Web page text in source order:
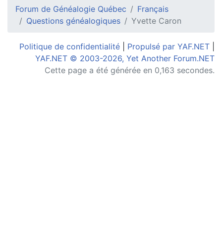
Forum de Généalogie Québec
Français
Questions généalogiques
Yvette Caron
Politique de confidentialité Propulsé par YAF.NET
YAF.NET © 2003-2026, Yet Another Forum.NET
Cette page a été générée en 0,163 secondes.